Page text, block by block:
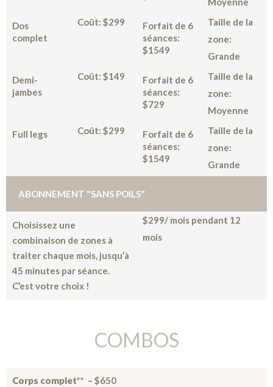
Dos
complet
Coût: $299
Forfait de 6
séances:
$1549
Taille de la
zone:
Grande
Demi-
jambes
Coût: $149
Forfait de 6
séances:
$729
Taille de la
zone:
Moyenne
Full legs Coût: $299
Forfait de 6
séances:
$1549
Taille de la
zone:
Grande
ABONNEMENT "SANS POILS"
Choisissez une
combinaison de zones à
traiter chaque mois, jusqu’à
45 minutes par séance.
C’est votre choix !
$299/ mois pendant 12
mois
COMBOS
Corps complet** – $650